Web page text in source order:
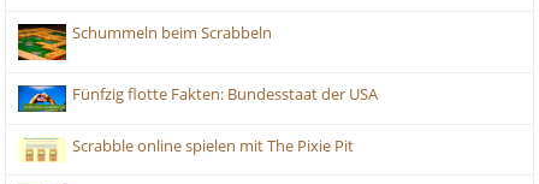
Schummeln beim Scrabbeln
Fünfzig flotte Fakten: Bundesstaat der USA
Scrabble online spielen mit The Pixie Pit